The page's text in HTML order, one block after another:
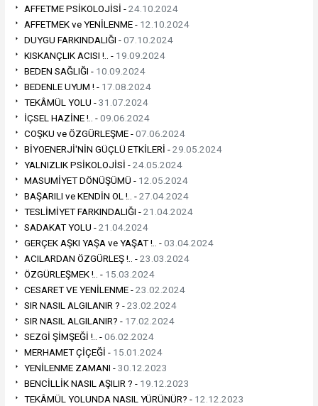
AFFETME PSİKOLOJİSİ -24.10.2024
AFFETMEK ve YENİLENME - 12.10.2024
DUYGU FARKINDALIĞI -07.10.2024
KISKANÇLIK ACISI !.. - 19.09.2024
BEDEN SAĞLIĞI - 10.09.2024
BEDENLE UYUM ! - 17.08.2024
TEKÂMÜL YOLU -31.07.2024
İÇSEL HAZİNE !.. -09.06.2024
COŞKU ve ÖZGÜRLEŞME -07.06.2024
BİYOENERJİ'NİN GÜÇLÜ ETKİLERİ -29.05.2024
YALNIZLIK PSİKOLOJİSİ -24.05.2024
MASUMİYET DÖNÜŞÜMÜ - 12.05.2024
BAŞARILI ve KENDİN OL !.. -27.04.2024
TESLİMİYET FARKINDALIĞI -21.04.2024
SADAKAT YOLU -21.04.2024
GERÇEK AŞKI YAŞA ve YAŞAT !.. -03.04.2024
ACILARDAN ÖZGÜRLEŞ !.. -23.03.2024
ÖZGÜRLEŞMEK !.. - 15.03.2024
CESARET VE YENİLENME -23.02.2024
SIR NASIL ALGILANIR ? -23.02.2024
SIR NASIL ALGILANIR? - 17.02.2024
SEZGİ ŞİMŞEĞİ !.. -06.02.2024
MERHAMET ÇİÇEĞİ - 15.01.2024
YENİLENME ZAMANI -30.12.2023
BENCİLLİK NASIL AŞILIR ? - 19.12.2023
TEKÂMÜL YOLUNDA NASIL YÜRÜNÜR? - 12.12.2023